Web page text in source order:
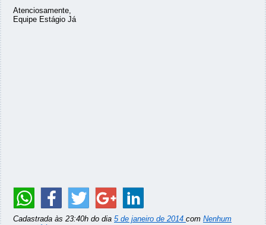
Atenciosamente,
Equipe Estágio Já
Cadastrada às 23:40h do dia 5 de janeiro de 2014 com Nenhum